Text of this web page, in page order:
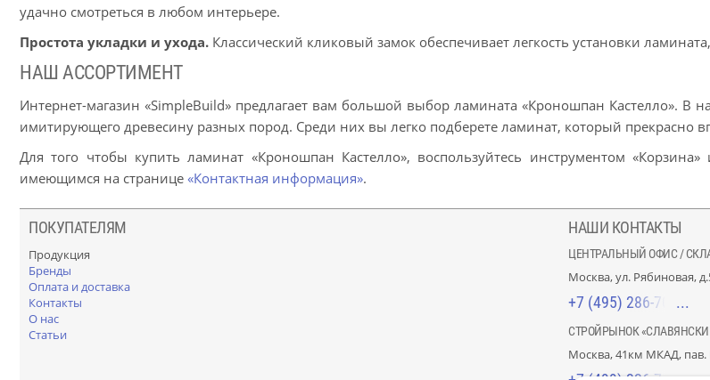
удачно смотреться в любом интерьере.
Простота укладки и ухода. Классический кликовый замок обеспечивает легкость установки
НАШ АССОРТИМЕНТ
Интернет-магазин «SimpleBuild» предлагает вам большой выбор ламината «Кроношпан Кастелло». В
имитирующего древесину разных пород. Среди них вы легко подберете ламинат, который прекрасно
Для того чтобы купить ламинат «Кроношпан Кастелло», воспользуйтесь инструментом
имеющимся на странице «Контактная информация».
ПОКУПАТЕЛЯМ
Продукция
Бренды
Оплата и доставка
Контакты
О нас
Статьи
НАШИ КОНТАКТЫ
ЦЕНТРАЛЬНЫЙ ОФИС /
Москва, ул. Рябиновая,
+7 (495) 286-70-40
СТРОЙРЫНОК
Москва, 41км МКАД, пав.